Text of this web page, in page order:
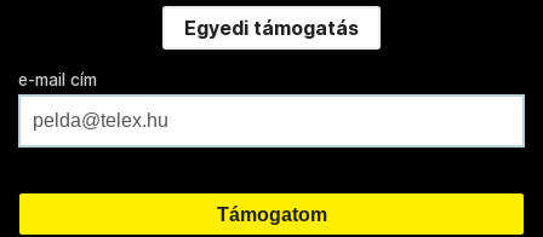
Egyedi támogatás
e-mail cím